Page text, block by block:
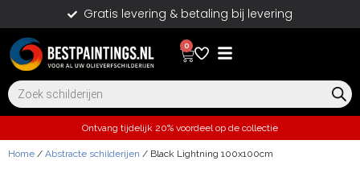
Gratis levering & betaling bij levering
0
Ontvang tijdelijk 20% voordeel op de collectie
Home / Abstracte schilderijen / Black Lightning 100x100cm